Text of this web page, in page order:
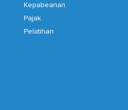
Kepabeanan
Pajak
Pelatihan